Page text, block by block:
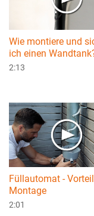
Wie montiere und
ich einen
2:13
Füllautomat -
Montage
2:01